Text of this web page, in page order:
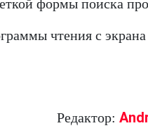
формы поиска
чтения с
Редактор: